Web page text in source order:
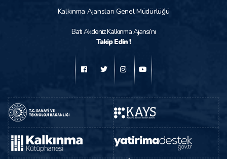
Kalkınma Ajansları Genel Müdürlüğü
Batı Akdeniz Kalkınma Ajansı’nı
Takip Edin !